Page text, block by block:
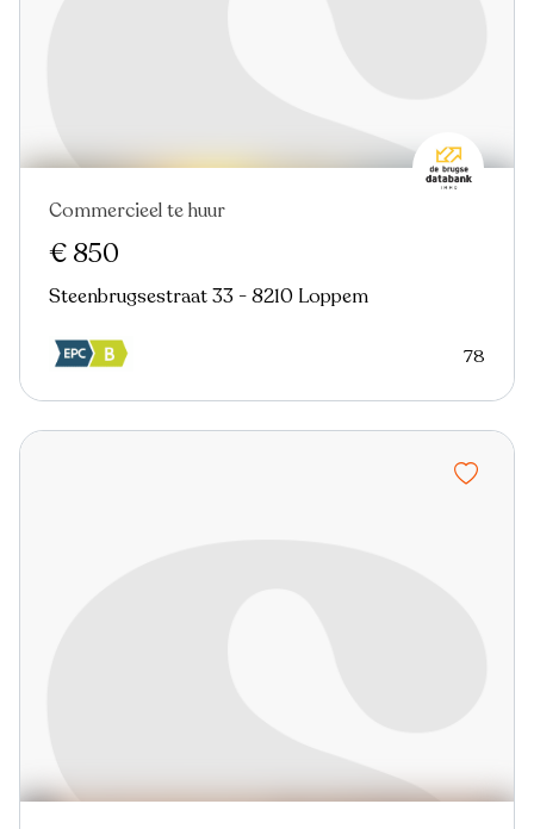
Commercieel te huur
€ 850
Steenbrugsestraat 33 - 8210 Loppem
78